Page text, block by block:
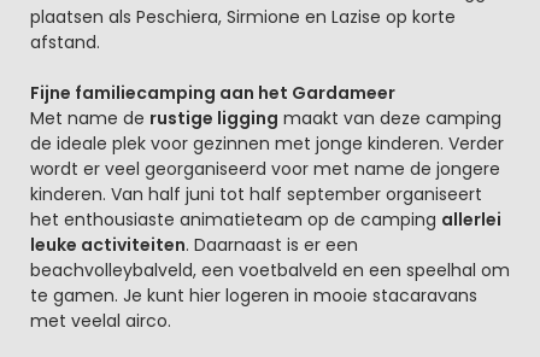
plaatsen als Peschiera, Sirmione en Lazise op korte
afstand.
Fijne familiecamping aan het Gardameer
Met name de rustige ligging maakt van deze camping
de ideale plek voor gezinnen met jonge kinderen. Verder
wordt er veel georganiseerd voor met name de jongere
kinderen. Van half juni tot half september organiseert
het enthousiaste animatieteam op de camping allerlei
leuke activiteiten. Daarnaast is er een
beachvolleybalveld, een voetbalveld en een speelhal om
te gamen. Je kunt hier logeren in mooie stacaravans
met veelal airco.